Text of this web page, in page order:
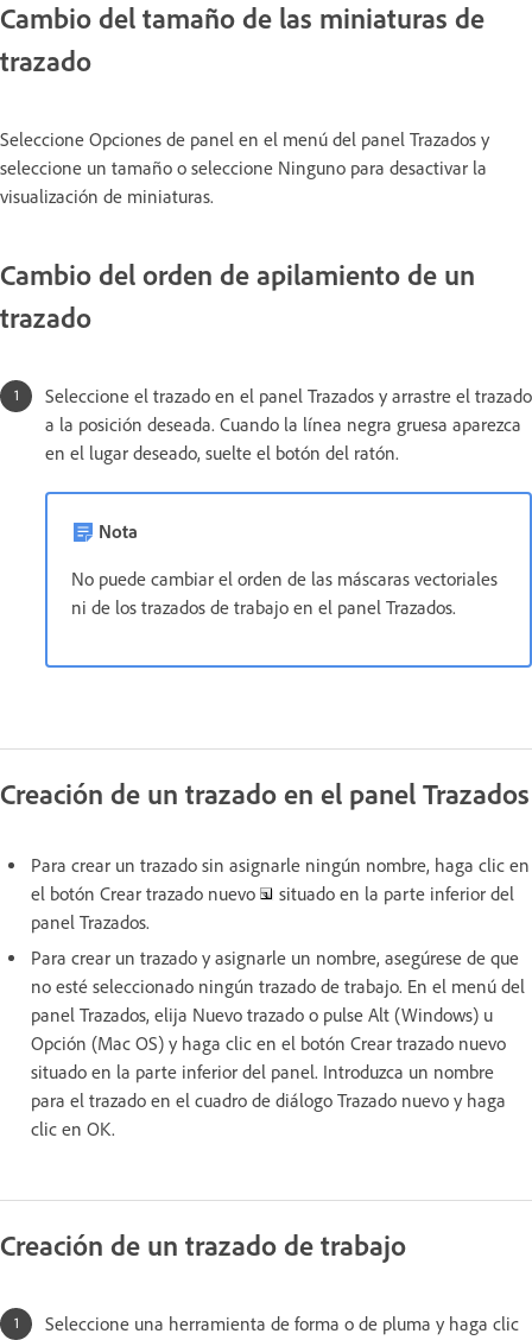
Cambio del tamaño de las miniaturas de
trazado
Seleccione Opciones de panel en el menú del panel Trazados y
seleccione un tamaño o seleccione Ninguno para desactivar la
visualización de miniaturas.
Cambio del orden de apilamiento de un
trazado
Seleccione el trazado en el panel Trazados y arrastre el trazado
a la posición deseada. Cuando la línea negra gruesa aparezca
en el lugar deseado, suelte el botón del ratón.
Nota
No puede cambiar el orden de las máscaras vectoriales
ni de los trazados de trabajo en el panel Trazados.
Creación de un trazado en el panel Trazados
Para crear un trazado sin asignarle ningún nombre, haga clic en
el botón Crear trazado nuevo
situado en la parte inferior del
panel Trazados.
Para crear un trazado y asignarle un nombre, asegúrese de que
no esté seleccionado ningún trazado de trabajo. En el menú del
panel Trazados, elija Nuevo trazado o pulse Alt (Windows) u
Opción (Mac OS) y haga clic en el botón Crear trazado nuevo
situado en la parte inferior del panel. Introduzca un nombre
para el trazado en el cuadro de diálogo Trazado nuevo y haga
clic en OK.
Creación de un trazado de trabajo
Seleccione una herramienta de forma o de pluma y haga clic